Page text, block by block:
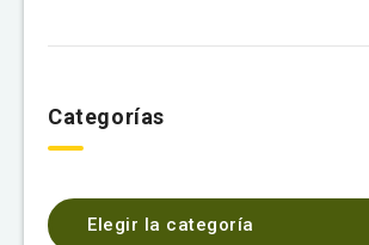
Categorías
Elegir la categoría